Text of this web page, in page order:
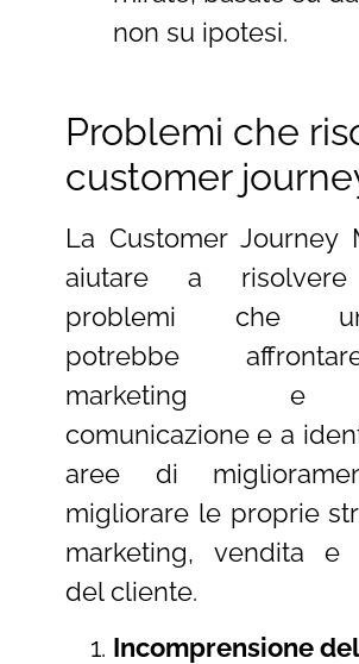
non su ipotesi.
Problemi che
customer
La Customer Journey
aiutare a
problemi che
potrebbe
marketing e
comunicazione e a
aree di
migliorare le proprie
marketing, vendita e
del cliente.
Incomprensione